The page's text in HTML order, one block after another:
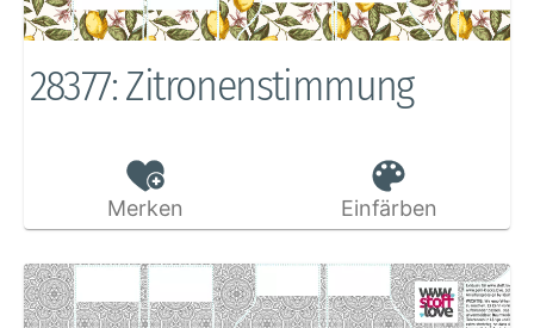
28377: Zitronenstimmung
Merken Einfärben